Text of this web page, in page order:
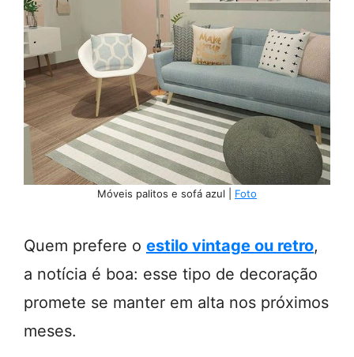
Móveis palitos e sofá azul | Foto
Quem prefere o estilo vintage ou retro,
a notícia é boa: esse tipo de decoração
promete se manter em alta nos próximos
meses.